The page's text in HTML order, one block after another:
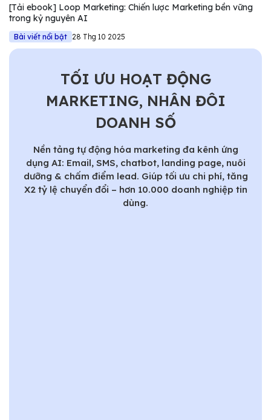
Marketing.
[Tải ebook] Loop Marketing: Chiến lược Marketing bền vững
trong kỷ nguyên AI
Bài viết nổi bật 28 Thg 10 2025
TỐI ƯU HOẠT ĐỘNG
MARKETING, NHÂN ĐÔI
DOANH SỐ
Nền tảng tự động hóa marketing đa kênh ứng
dụng AI: Email, SMS, chatbot, landing page, nuôi
dưỡng & chấm điểm lead. Giúp tối ưu chi phí, tăng
X2 tỷ lệ chuyển đổi – hơn 10.000 doanh nghiệp tin
dùng.